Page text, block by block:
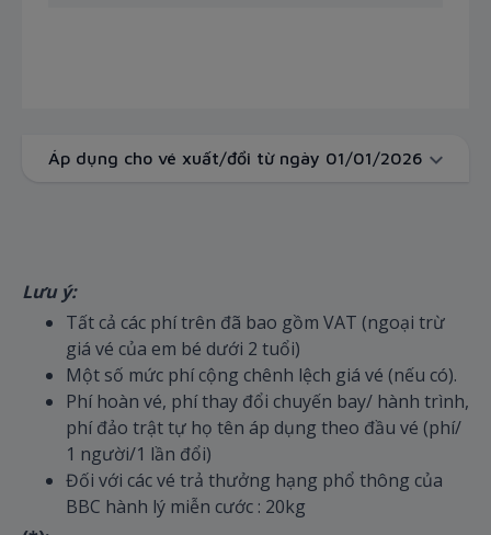
Áp dụng cho vé xuất/đổi từ ngày 01/01/2026
Lưu ý:
Tất cả các phí trên đã bao gồm VAT (ngoại trừ
giá vé của em bé dưới 2 tuổi)
Một số mức phí cộng chênh lệch giá vé (nếu có).
Phí hoàn vé, phí thay đổi chuyến bay/ hành trình,
phí đảo trật tự họ tên áp dụng theo đầu vé (phí/
1 người/1 lần đổi)
Đối với các vé trả thưởng hạng phổ thông của
BBC hành lý miễn cước : 20kg